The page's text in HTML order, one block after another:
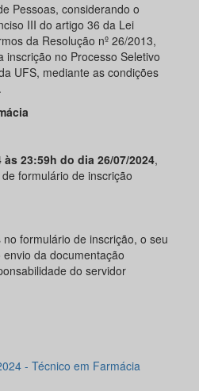
Pessoas, considerando o
III do artigo 36 da Lei
da Resolução nº 26/2013,
no Processo Seletivo
UFS, mediante as condições
23:59h do dia 26/07/2024,
formulário de inscrição
formulário de inscrição, o seu
da documentação
do servidor
- Técnico em Farmácia